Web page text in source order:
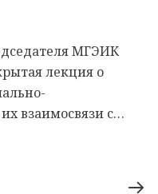
МГЭИК
лекция о
взаимосвязи с